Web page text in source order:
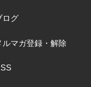
ログ
ルマガ登録・解除